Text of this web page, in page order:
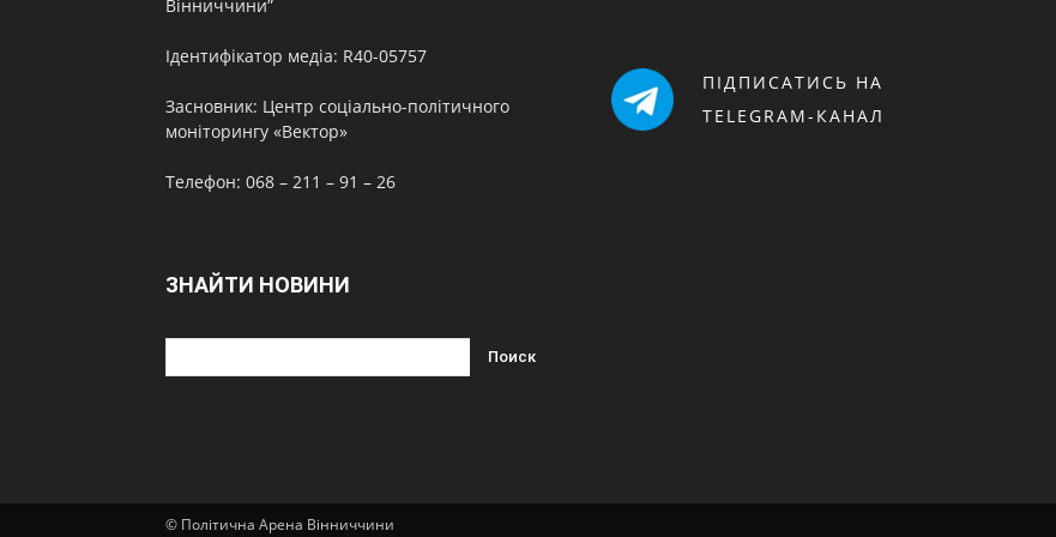
Вінниччини”
Ідентифікатор медіа: R40-05757
Засновник: Центр соціально-політичного
моніторингу «Вектор»
Телефон: 068 – 211 – 91 – 26
ЗНАЙТИ НОВИНИ
ПІДПИСАТИСЬ НА
TELEGRAM-КАНАЛ
© Політична Арена Вінниччини